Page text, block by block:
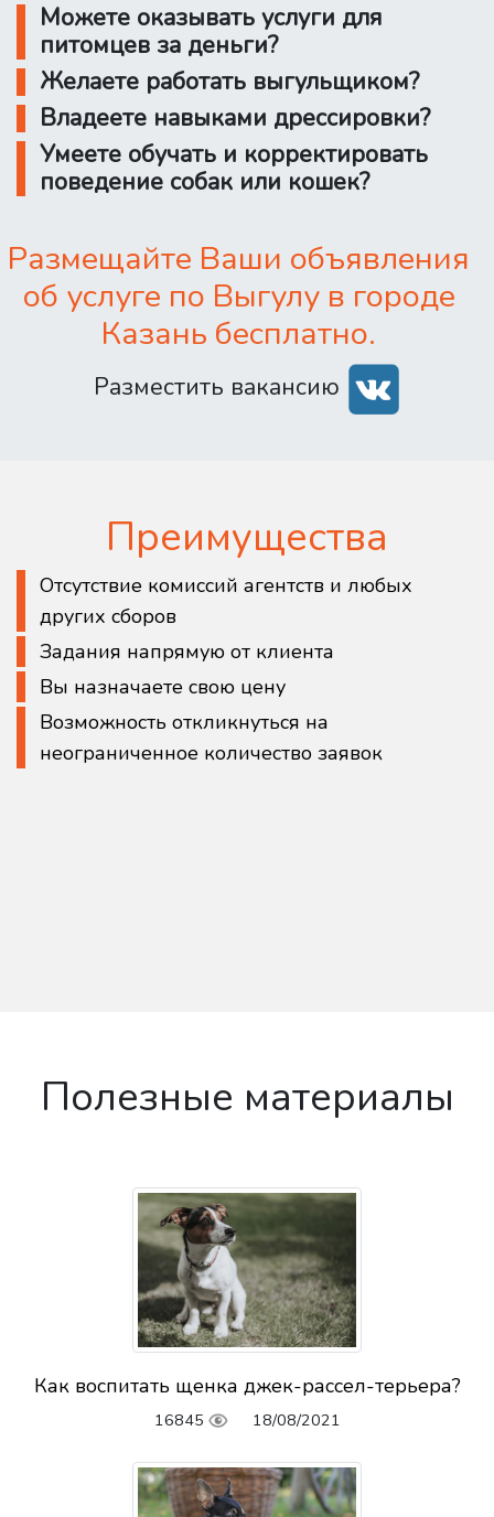
Можете оказывать услуги для
питомцев за деньги?
Желаете работать выгульщиком?
Владеете навыками дрессировки?
Умеете обучать и корректировать
поведение собак или кошек?
Размещайте Ваши объявления
об услуге по Выгулу в городе
Казань бесплатно.
Разместить вакансию
Преимущества
Отсутствие комиссий агентств и любых
других сборов
Задания напрямую от клиента
Вы назначаете свою цену
Возможность откликнуться на
неограниченное количество заявок
Полезные материалы
Как воспитать щенка джек-рассел-терьера?
16845 18/08/2021